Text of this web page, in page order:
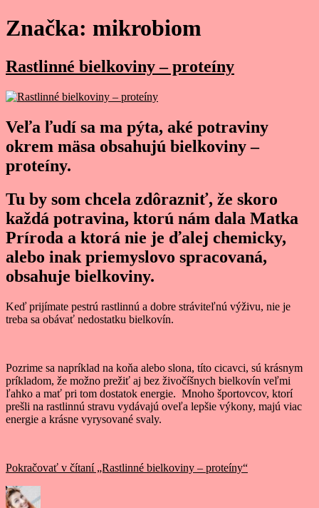
Značka: mikrobiom
Rastlinné bielkoviny – proteíny
Veľa ľudí sa ma pýta, aké potraviny
okrem mäsa obsahujú bielkoviny –
proteíny.
Tu by som chcela zdôrazniť, že skoro
každá potravina, ktorú nám dala Matka
Príroda a ktorá nie je ďalej chemicky,
alebo inak priemyslovo spracovaná,
obsahuje bielkoviny.
Keď prijímate pestrú rastlinnú a dobre stráviteľnú výživu, nie je
treba sa obávať nedostatku bielkovín.
Pozrime sa napríklad na koňa alebo slona, títo cicavci, sú krásnym
príkladom, že možno prežiť aj bez živočíšnych bielkovín veľmi
ľahko a mať pri tom dostatok energie. Mnoho športovcov, ktorí
prešli na rastlinnú stravu vydávajú oveľa lepšie výkony, majú viac
energie a krásne vyrysované svaly.
Pokračovať v čítaní„Rastlinné bielkoviny – proteíny“